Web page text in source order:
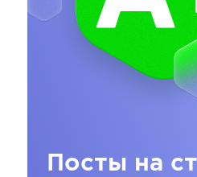
Посты на